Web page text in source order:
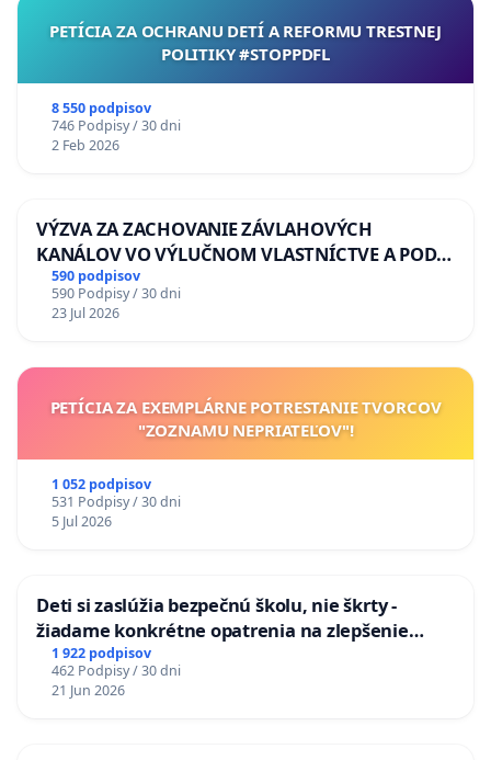
PETÍCIA ZA OCHRANU DETÍ A REFORMU TRESTNEJ
POLITIKY #STOPPDFL
8 550 podpisov
746 Podpisy / 30 dni
2 Feb 2026
VÝZVA ZA ZACHOVANIE ZÁVLAHOVÝCH
KANÁLOV VO VÝLUČNOM VLASTNÍCTVE A POD
KONTROLOU SLOVENSKEJ REPUBLIKY & žiadosť
na riešenie zanedbaného stavu závlahových a
odvodňovacích kanálov na Slovensku
590 podpisov
590 Podpisy / 30 dni
23 Jul 2026
PETÍCIA ZA EXEMPLÁRNE POTRESTANIE TVORCOV
"ZOZNAMU NEPRIATEĽOV"!
1 052 podpisov
531 Podpisy / 30 dni
5 Jul 2026
Deti si zaslúžia bezpečnú školu, nie škrty -
žiadame konkrétne opatrenia na zlepšenie
situácie v školstve
1 922 podpisov
462 Podpisy / 30 dni
21 Jun 2026